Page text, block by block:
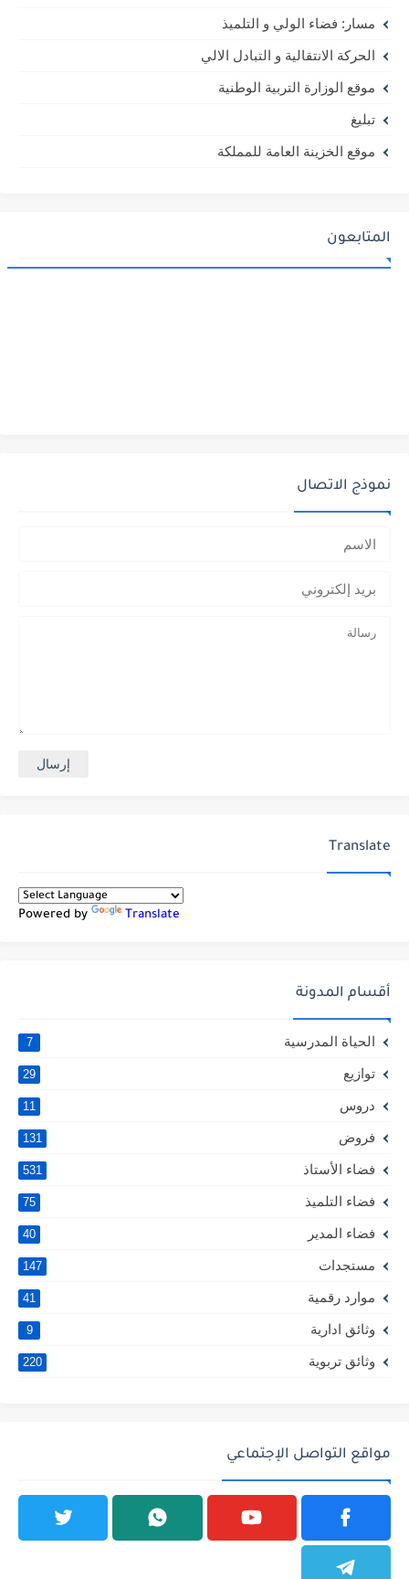
مسار: فضاء الولي و التلميذ
الحركة الانتقالية و التبادل الالي
موقع الوزارة التربية الوطنية
تبليغ
موقع الخزينة العامة للمملكة
المتابعون
نموذج الاتصال
Translate
Powered by Translate
أقسام المدونة
الحياة المدرسية 7
توازيع 29
دروس 11
فروض 131
فضاء الأستاذ 531
فضاء التلميذ 75
فضاء المدير 40
مستجدات 147
موارد رقمية 41
وثائق ادارية 9
وثائق تربوية 220
مواقع التواصل الإجتماعي